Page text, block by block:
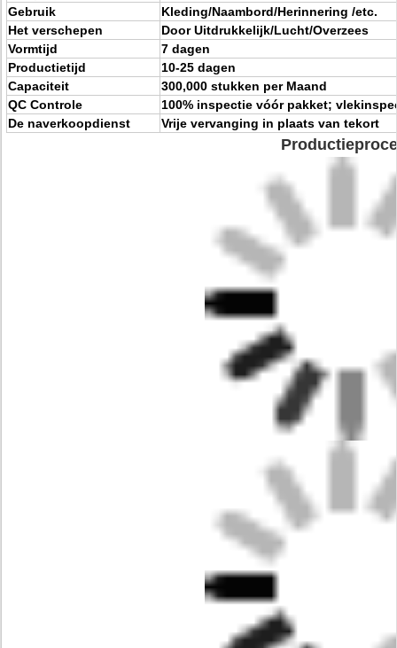
Gebruik
Kleding/Naambord/Herinnering /etc.
Het verschepen
Door Uitdrukkelijk/Lucht/Overzees
Vormtijd
7 dagen
Productietijd
10-25 dagen
Capaciteit
300,000 stukken per Maand
QC Controle
100% inspectie vóór pakket;
De naverkoopdienst
Vrije vervanging in plaats van tekort